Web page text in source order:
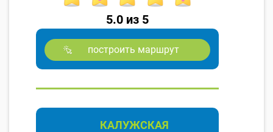
5.0 из 5
построить маршрут
КАЛУЖСКАЯ